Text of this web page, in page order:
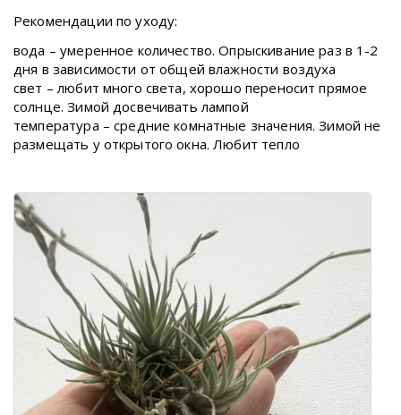
Рекомендации по уходу:
вода – умеренное количество. Опрыскивание раз в 1-2
дня в зависимости от общей влажности воздуха
свет – любит много света, хорошо переносит прямое
солнце. Зимой досвечивать лампой
температура – средние комнатные значения. Зимой не
размещать у открытого окна. Любит тепло